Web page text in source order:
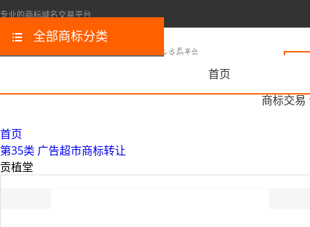
专业的商标域名交易平台
首页
商标交易
全部商标分类
首页
第35类 广告超市商标转让
贡植堂